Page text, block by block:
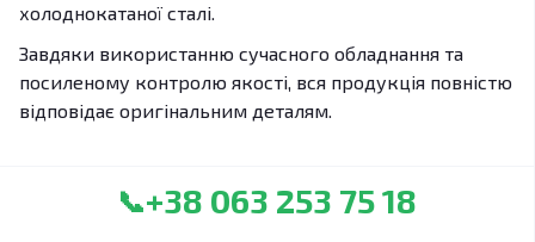
холоднокатаної сталі.
Завдяки використанню сучасного обладнання та
посиленому контролю якості, вся продукція повністю
відповідає оригінальним деталям.
📞+38 063 253 75 18